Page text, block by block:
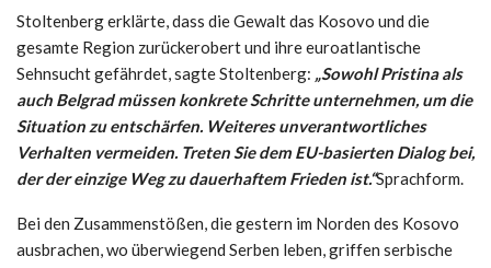
Stoltenberg erklärte, dass die Gewalt das Kosovo und die
gesamte Region zurückerobert und ihre euroatlantische
Sehnsucht gefährdet, sagte Stoltenberg: „Sowohl Pristina als
auch Belgrad müssen konkrete Schritte unternehmen, um die
Situation zu entschärfen. Weiteres unverantwortliches
Verhalten vermeiden. Treten Sie dem EU-basierten Dialog bei,
der der einzige Weg zu dauerhaftem Frieden ist.“Sprachform.
Bei den Zusammenstößen, die gestern im Norden des Kosovo
ausbrachen, wo überwiegend Serben leben, griffen serbische